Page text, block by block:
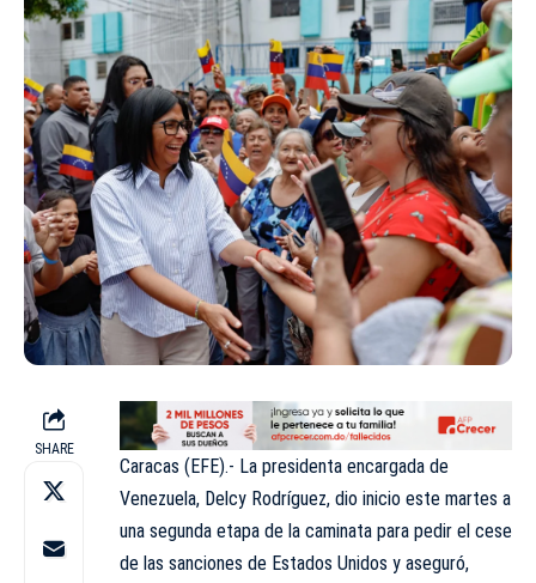
SHARE
Caracas (EFE).- La presidenta encargada de
Venezuela, Delcy Rodríguez, dio inicio este martes a
una segunda etapa de la caminata para pedir el cese
de las sanciones de Estados Unidos y aseguró,